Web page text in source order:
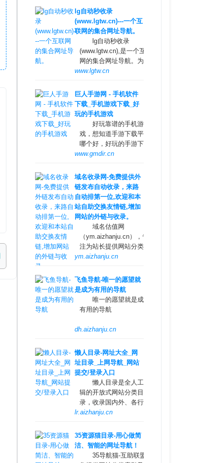
信息。关注山西公务员招
录、考试信息，服务公考
人群。
lg自动秒收录
(www.lgtw.cn)---一个互
联网的集合网址导航。
lg自动秒收录
(www.lgtw.cn),是一个互联
网的集合网址导航。为用
户提供专业的网址导航。
址，软件下载网址，电影
网址，新游网址，体育网
址，手机网址，社交网
址，汽车网址，旅游网
址，生活网站，音乐网
站，邮箱网址等
www.lgtw.cn
巨人手游网 - 手机软件
下载_手机游戏下载_好
玩的手机游戏
好玩靠谱的手机游
戏，想知道手游下载平台
哪个好，好玩的手游下载
排行榜，下载靠谱的手机
网网体验吧！
www.gmdir.cn
域名收录网-免费提供外
链发布自动收录，来路
自动排第一位,欢迎和本
站自助交换友情链,增加
网站的外链与收录。
域名估值网
（ym.aizhanju.cn），专
注为站长提供网站分类目
录以及网址大全导航收录
捷的网址存储和查询服
务，同时提供齐全且高质
量的优秀名站导航。
ym.aizhanju.cn
飞鱼导航-唯一的愿望就
是成为有用的导航
唯一的愿望就是成为
有用的导航
dh.aizhanju.cn
懒人目录-网址大全_网
址目录_上网导航_网站
提交/登录入口
懒人目录是全人工编
辑的开放式网站分类目
录，收录国内外、各行业
优秀网站，旨在为用户提
秀网站参考、网站推广服
务。
lr.aizhanju.cn
35资源猫目录-用心做简
洁、智能的网址导航！
35导航猫-互助联盟为